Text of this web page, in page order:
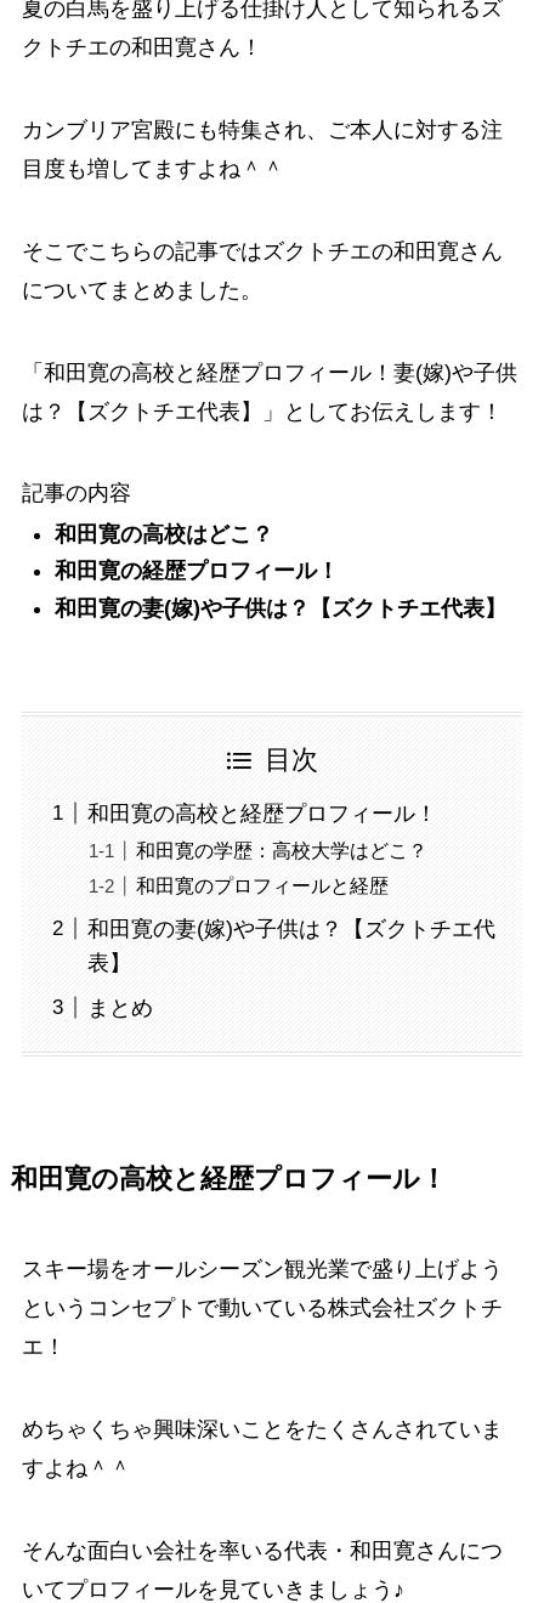
夏の白馬を盛り上げる仕掛け人として知られるズ
クトチエの和田寛さん！
カンブリア宮殿にも特集され、ご本人に対する注
目度も増してますよね＾＾
そこでこちらの記事ではズクトチエの和田寛さん
についてまとめました。
「 和田寛の高校と経歴プロフィール！妻(嫁)や子供
は？【ズクトチエ代表】
」としてお伝えします！
記事の内容
和田寛の高校はどこ？
和田寛の経歴プロフィール！
和田寛の妻(嫁)や子供は？【ズクトチエ代表】
目次
和田寛の高校と経歴プロフィール！
和田寛の学歴：高校大学はどこ？
和田寛のプロフィールと経歴
和田寛の妻(嫁)や子供は？【ズクトチエ代
表】
まとめ
和田寛の高校と経歴プロフィール！
スキー場をオールシーズン観光業で盛り上げよう
というコンセプトで動いている株式会社ズクトチ
エ！
めちゃくちゃ興味深いことをたくさんされていま
すよね＾＾
そんな面白い会社を率いる代表・和田寛さんにつ
いてプロフィールを見ていきましょう♪